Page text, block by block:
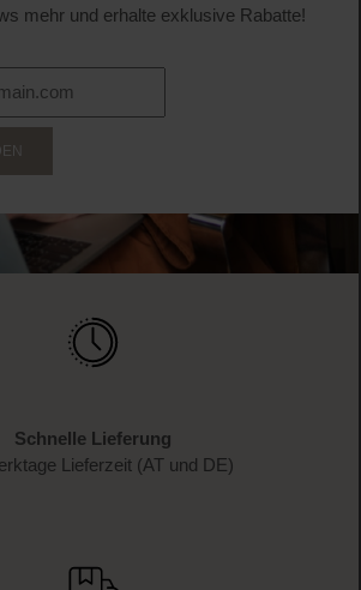
mehr und erhalte exklusive Rabatte!
Schnelle Lieferung
Lieferzeit (AT und DE)